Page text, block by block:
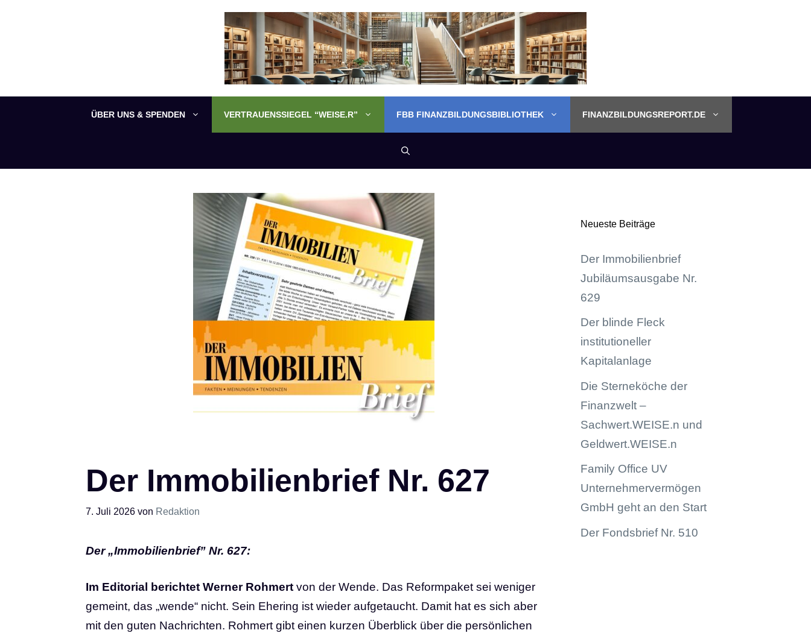
ÜBER UNS & SPENDEN VERTRAUENSSIEGEL “WEISE.R” FBB FINANZBILDUNGSBIBLIOTHEK FINANZBILDUNGSREPORT.DE
Der Immobilienbrief Nr. 627
7. Juli 2026 von Redaktion
Der „Immobilienbrief” Nr. 627:
Im Editorial berichtet Werner Rohmert von der Wende. Das Reformpaket sei weniger
gemeint, das „wende“ nicht. Sein Ehering ist wieder aufgetaucht. Damit hat es sich aber
mit den guten Nachrichten. Rohmert gibt einen kurzen Überblick über die persönlichen
Neueste Beiträge
Der Immobilienbrief
Jubiläumsausgabe Nr.
629
Der blinde Fleck
institutioneller
Kapitalanlage
Die Sterneköche der
Finanzwelt –
Sachwert.WEISE.n und
Geldwert.WEISE.n
Family Office UV
Unternehmervermögen
GmbH geht an den Start
Der Fondsbrief Nr. 510